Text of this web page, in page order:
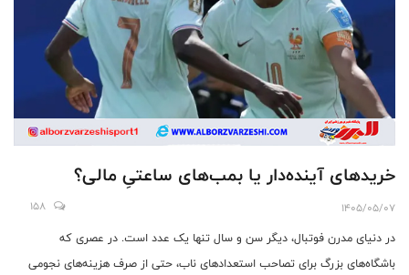
خریدهای آینده‌دار یا بمب‌های ساعتیِ مالی؟
1405/05/07
158
در دنیای مدرن فوتبال، دیگر سن و سال تنها یک عدد است. در عصری که
باشگاه‌های بزرگ برای تصاحب استعدادهای ناب، حتی از صرف هزینه‌های نجومی